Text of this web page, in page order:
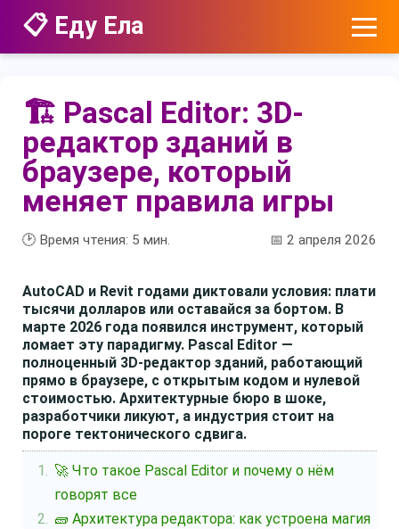
📋 Еду Ела
🏗️ Pascal Editor: 3D-
редактор зданий в
браузере, который
меняет правила игры
🕑 Время чтения: 5 мин. 📅 2 апреля 2026
AutoCAD и Revit годами диктовали условия: плати
тысячи долларов или оставайся за бортом. В
марте 2026 года появился инструмент, который
ломает эту парадигму. Pascal Editor —
полноценный 3D-редактор зданий, работающий
прямо в браузере, с открытым кодом и нулевой
стоимостью. Архитектурные бюро в шоке,
разработчики ликуют, а индустрия стоит на
пороге тектонического сдвига.
🚀 Что такое Pascal Editor и почему о нём
говорят все
🧱 Архитектура редактора: как устроена магия